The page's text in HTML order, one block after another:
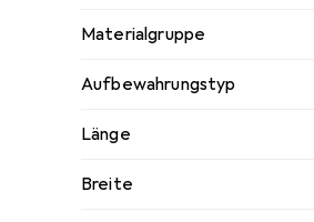
Materialgruppe
Aufbewahrungstyp
Länge
Breite